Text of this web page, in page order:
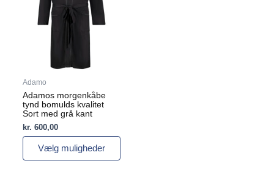
Adamo
Adamos morgenkåbe
tynd bomulds kvalitet
Sort med grå kant
kr. 600,00
Vælg muligheder
varianter.
Mulighederne